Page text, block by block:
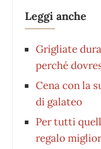
Leggi anche
Grigliate
perché
Cena con la
di galateo
Per tutti
regalo